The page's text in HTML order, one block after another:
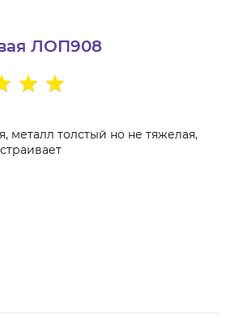
ЛОП908
металл толстый но не тяжелая,